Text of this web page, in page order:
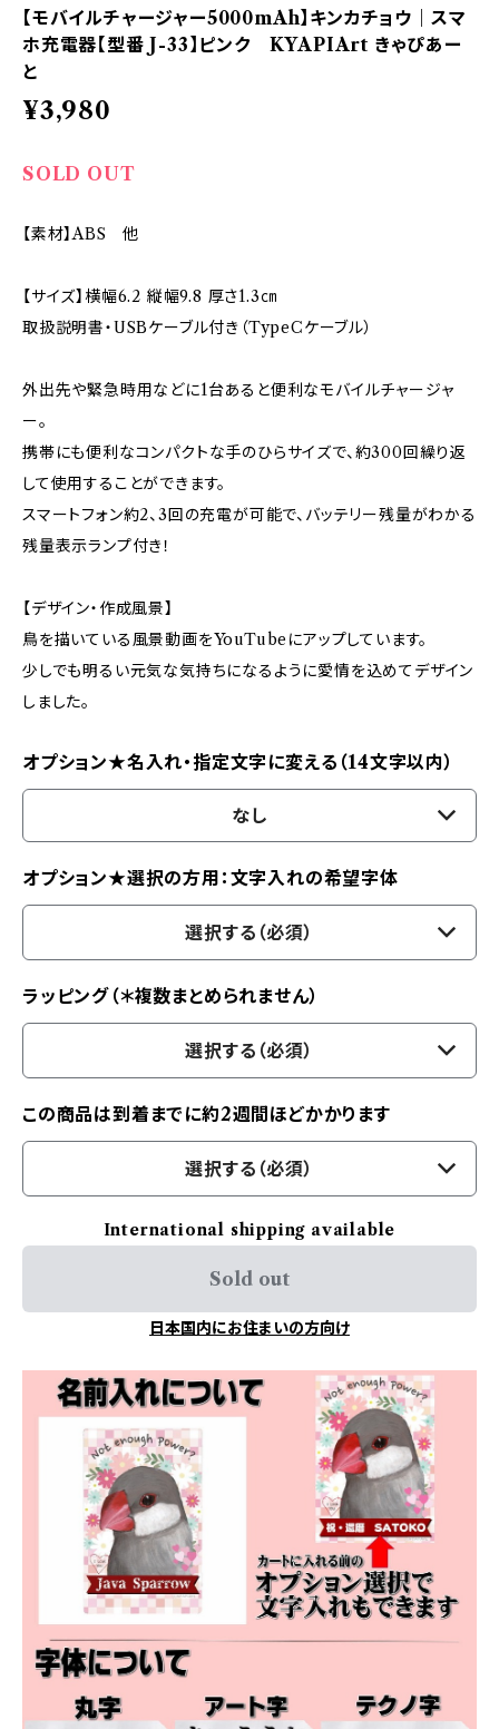
【モバイルチャージャー5000mAh】キンカチョウ｜スマ
ホ充電器【型番 J-33】ピンク KYAPIArt きゃぴあー
と
¥3,980
SOLD OUT
【素材】ABS 他
【サイズ】横幅6.2 縦幅9.8 厚さ1.3㎝
取扱説明書・USBケーブル付き（TypeCケーブル）
外出先や緊急時用などに1台あると便利なモバイルチャージャ
ー。
携帯にも便利なコンパクトな手のひらサイズで、約300回繰り返
して使用することができます。
スマートフォン約2、3回の充電が可能で、バッテリー残量がわかる
残量表示ランプ付き！
【デザイン・作成風景】
鳥を描いている風景動画をYouTubeにアップしています。
少しでも明るい元気な気持ちになるように愛情を込めてデザイン
しました。
オプション★名入れ・指定文字に変える（14文字以内）
なし
オプション★選択の方用：文字入れの希望字体
選択する（必須）
ラッピング（＊複数まとめられません）
選択する（必須）
この商品は到着までに約2週間ほどかかります
選択する（必須）
International shipping available
Sold out
日本国内にお住まいの方向け